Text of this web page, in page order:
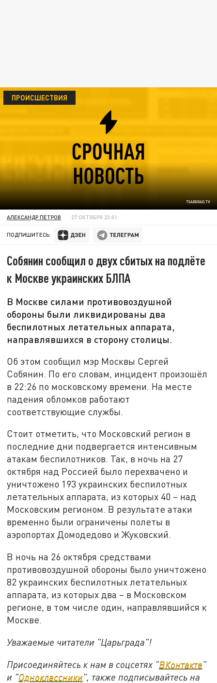
TSARGRAD.TV
ПРОИСШЕСТВИЯ
АЛЕКСАНДР ПЕТРОВ 27 ОКТЯБРЯ 23:01
ПОДПИШИТЕСЬ:
Собянин сообщил о двух сбитых на подлёте
к Москве украинских БЛПА
В Москве силами противовоздушной
обороны были ликвидированы два
беспилотных летательных аппарата,
направлявшихся в сторону столицы.
Об этом сообщил мэр Москвы Сергей
Собянин. По его словам, инцидент произошёл
в 22:26 по московскому времени. На месте
падения обломков работают
соответствующие службы.
Стоит отметить, что Московский регион в
последние дни подвергается интенсивным
атакам беспилотников. Так, в ночь на 27
октября над Россией было перехвачено и
уничтожено 193 украинских беспилотных
летательных аппарата, из которых 40 – над
Московским регионом. В результате атаки
временно были ограничены полеты в
аэропортах Домодедово и Жуковский.
В ночь на 26 октября средствами
противовоздушной обороны было уничтожено
82 украинских беспилотных летательных
аппарата, из которых два – в Московском
регионе, в том числе один, направлявшийся к
Москве.
Уважаемые читатели "Царьграда"!
Присоединяйтесь к нам в соцсетях "ВКонтакте"
и "Одноклассники", также подписывайтесь на